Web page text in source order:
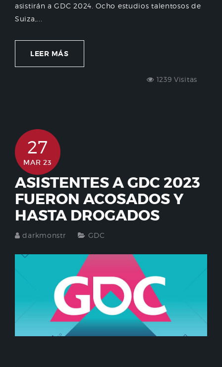
asistirán a GDC 2024. Ocho estudios talentosos de
Suiza,...
LEER MÁS
1239 Visitas
27
MAR 23
ASISTENTES A GDC 2023
FUERON ACOSADOS Y
HASTA DROGADOS
darkmonstr GDC